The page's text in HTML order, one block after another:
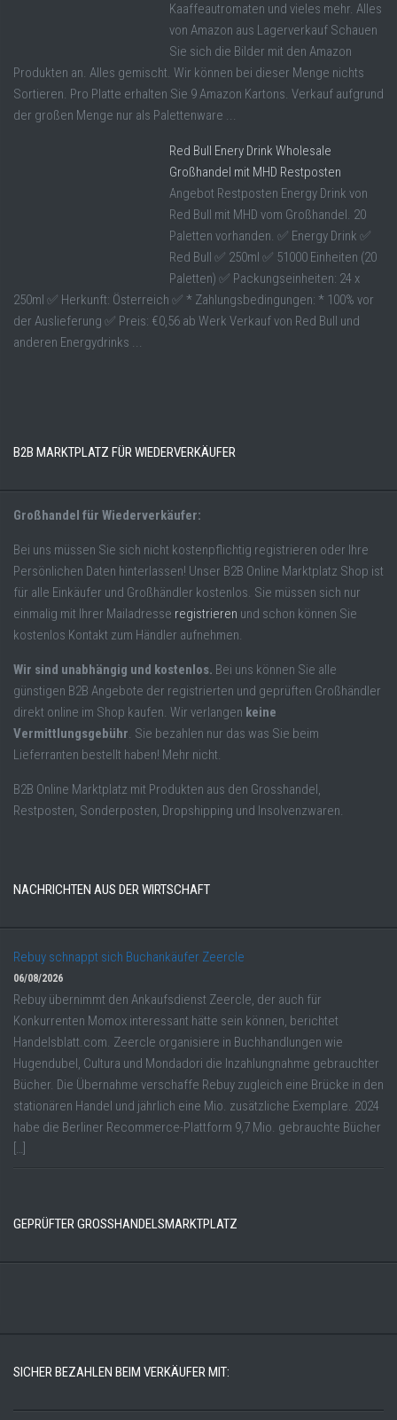
Kaaffeautromaten und vieles mehr. Alles
von Amazon aus Lagerverkauf Schauen
Sie sich die Bilder mit den Amazon
Produkten an. Alles gemischt. Wir können bei dieser Menge nichts
Sortieren. Pro Platte erhalten Sie 9 Amazon Kartons. Verkauf aufgrund
der großen Menge nur als Palettenware ...
Red Bull Enery Drink Wholesale
Großhandel mit MHD Restposten
Angebot Restposten Energy Drink von
Red Bull mit MHD vom Großhandel. 20
Paletten vorhanden. ✅ Energy Drink ✅
Red Bull ✅ 250ml ✅ 51000 Einheiten (20
Paletten) ✅ Packungseinheiten: 24 x
250ml ✅ Herkunft: Österreich ✅ * Zahlungsbedingungen: * 100% vor
der Auslieferung ✅ Preis: €0,56 ab Werk Verkauf von Red Bull und
anderen Energydrinks ...
B2B MARKTPLATZ FÜR WIEDERVERKÄUFER
Großhandel für Wiederverkäufer:
Bei uns müssen Sie sich nicht kostenpflichtig registrieren oder Ihre
Persönlichen Daten hinterlassen! Unser B2B Online Marktplatz Shop ist
für alle Einkäufer und Großhändler kostenlos. Sie müssen sich nur
einmalig mit Ihrer Mailadresse registrieren und schon können Sie
kostenlos Kontakt zum Händler aufnehmen.
Wir sind unabhängig und kostenlos. Bei uns können Sie alle
günstigen B2B Angebote der registrierten und geprüften Großhändler
direkt online im Shop kaufen. Wir verlangen keine
Vermittlungsgebühr. Sie bezahlen nur das was Sie beim
Lieferranten bestellt haben! Mehr nicht.
B2B Online Marktplatz mit Produkten aus den Grosshandel,
Restposten, Sonderposten, Dropshipping und Insolvenzwaren.
NACHRICHTEN AUS DER WIRTSCHAFT
Rebuy schnappt sich Buchankäufer Zeercle
06/08/2026
Rebuy übernimmt den Ankaufsdienst Zeercle, der auch für
Konkurrenten Momox interessant hätte sein können, berichtet
Handelsblatt.com. Zeercle organisiere in Buchhandlungen wie
Hugendubel, Cultura und Mondadori die Inzahlungnahme gebrauchter
Bücher. Die Übernahme verschaffe Rebuy zugleich eine Brücke in den
stationären Handel und jährlich eine Mio. zusätzliche Exemplare. 2024
habe die Berliner Recommerce-Plattform 9,7 Mio. gebrauchte Bücher
[…]
GEPRÜFTER GROSSHANDELSMARKTPLATZ
SICHER BEZAHLEN BEIM VERKÄUFER MIT: